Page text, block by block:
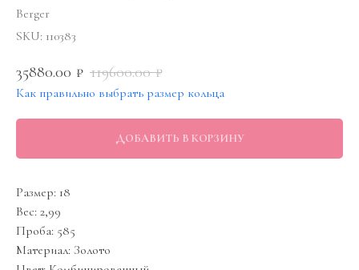
Berger
SKU: 110383
35880.00 ₽ 119600.00 ₽
Как правильно выбрать размер кольца
ДОБАВИТЬ В КОРЗИНУ
Размер: 18
Вес: 2,99
Проба: 585
Материал: Золото